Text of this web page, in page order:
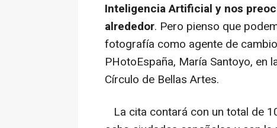
Inteligencia Artificial y nos
alrededor. Pero pienso que
fotografía como agente de
PHotoEspaña, María Santoyo, en
Círculo de Bellas Artes.
La cita contará con un total de